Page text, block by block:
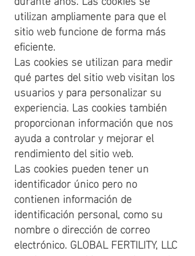
utilizan ampliamente para que el
sitio web funcione de forma más
eficiente.
Las cookies se utilizan para medir
qué partes del sitio web visitan los
usuarios y para personalizar su
experiencia. Las cookies también
proporcionan información que nos
ayuda a controlar y mejorar el
rendimiento del sitio web.
Las cookies pueden tener un
identificador único pero no
contienen información de
identificación personal, como su
nombre o dirección de correo
electrónico. GLOBAL FERTILITY, LLC